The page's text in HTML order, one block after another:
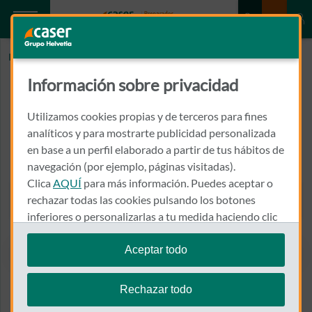
Inicio DOCTOR GALAN CIRUGIA TORACICA
DOCTOR GALAN CIRUGIA
TORACICA
AVENIDA DE LA ILUSTRACION, 1, HOSPITAL IMED VALENCIA
46100 - BURJASSOT
963 003 003
Llamar a DOCTOR GALAN
Ver el mapa en Google Maps
Información sobre privacidad
Utilizamos cookies propias y de terceros para fines
analíticos y para mostrarte publicidad personalizada
en base a un perfil elaborado a partir de tus hábitos de
navegación (por ejemplo, páginas visitadas).
Clica AQUÍ para más información. Puedes aceptar o
rechazar todas las cookies pulsando los botones
inferiores o personalizarlas a tu medida haciendo clic
en"configurar cookies".
Te recordamos que puedes modificar tus ajustes de
cookies en cualquier momento en la sección
Aceptar todo
Rechazar todo